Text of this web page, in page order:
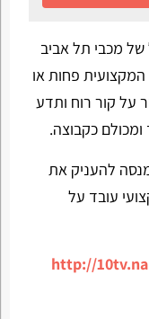
מכבי תל אביב
פחות או
על קור רוח ותדע
כקבוצה.
להעניק את
עובד על
http://